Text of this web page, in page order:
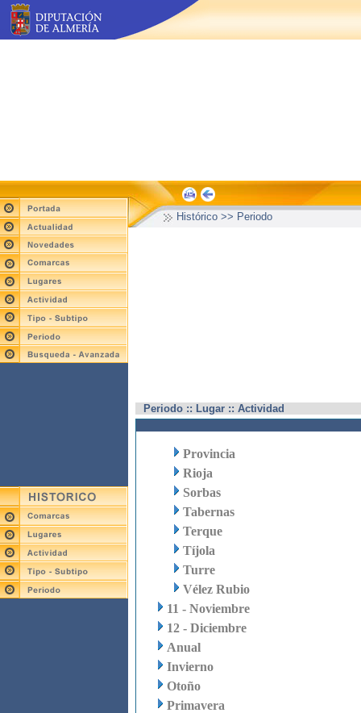
Histórico >> Periodo
Periodo :: Lugar :: Actividad
Provincia
Rioja
Sorbas
Tabernas
Terque
Tíjola
Turre
Vélez Rubio
11 - Noviembre
12 - Diciembre
Anual
Invierno
Otoño
Primavera